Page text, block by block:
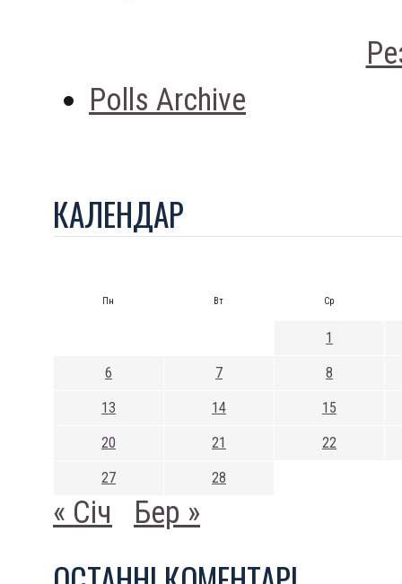
Polls Archive
КАЛЕНДАР
Пн Вт Ср
1
6 7 8
13 14 15
20 21 22
27 28
« Січ Бер »